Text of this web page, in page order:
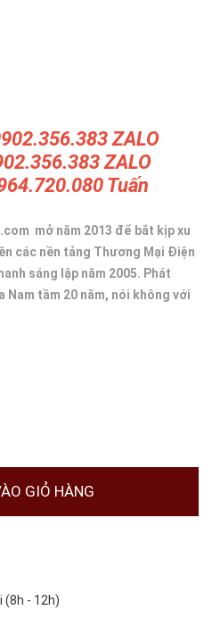
ZALO
ZALO
Tuấn
mở năm 2013 để bắt kịp xu
các nền tảng Thương Mại Điện
sáng lập năm 2005. Phát
tầm 20 năm, nói không với
GIỎ HÀNG
- 12h)